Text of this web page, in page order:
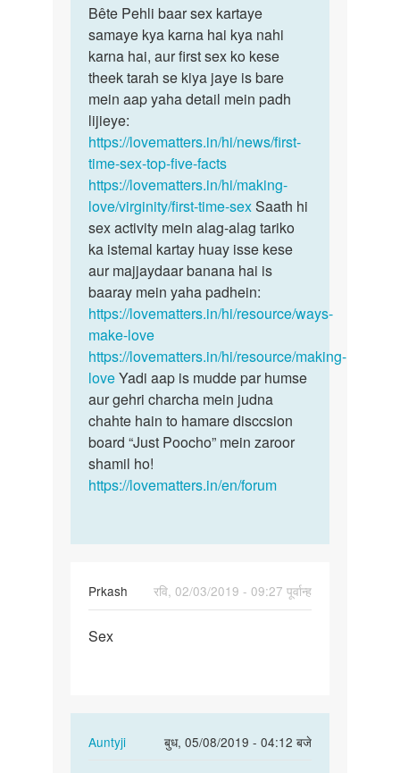
to
Mujhe
fast
time
sex
karna…
by
Thakur
ram
Bête
Pehli
baar
sex
kartaye…
Bête Pehli baar sex kartaye
samaye kya karna hai kya nahi
karna hai, aur first sex ko kese
theek tarah se kiya jaye is bare
mein aap yaha detail mein padh
lijieye:
https://lovematters.in/hi/news/first-
time-sex-top-five-facts
https://lovematters.in/hi/making-
love/virginity/first-time-sexSaath hi
sex activity mein alag-alag tariko
ka istemal kartay huay isse kese
aur majjaydaar banana hai is
baaray mein yaha padhein:
https://lovematters.in/hi/resource/ways-
make-love
https://lovematters.in/hi/resource/making-
loveYadi aap is mudde par humse
aur gehri charcha mein judna
chahte hain to hamare disccsion
board “Just Poocho” mein zaroor
shamil ho!
https://lovematters.in/en/forum
Prkash
रवि, 02/03/2019 - 09:27 पूर्वान्ह
Sex
Sex
Auntyji
बुध, 05/08/2019 - 04:12 बजे
In